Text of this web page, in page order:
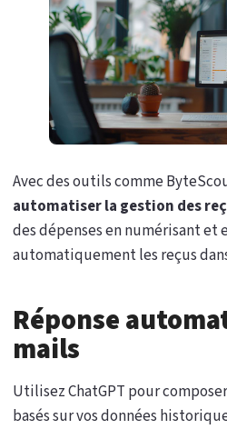
Avec des outils comme
automatiser la gestion des
des dépenses en numérisant et
automatiquement les reçus
Réponse
mails
Utilisez ChatGPT pour
basés sur vos données